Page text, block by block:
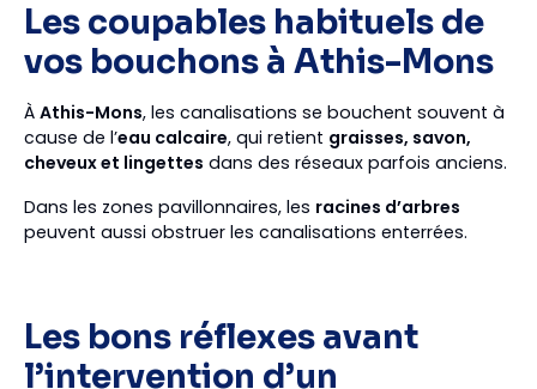
Les coupables habituels de
vos bouchons à Athis-Mons
À Athis-Mons, les canalisations se bouchent souvent à
cause de l’eau calcaire, qui retient graisses, savon,
cheveux et lingettes dans des réseaux parfois anciens.
Dans les zones pavillonnaires, les racines d’arbres
peuvent aussi obstruer les canalisations enterrées.
Les bons réflexes avant
l’intervention d’un